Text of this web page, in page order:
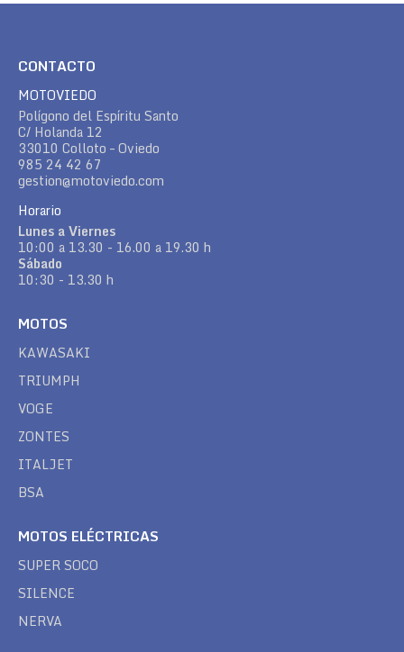
CONTACTO
MOTOVIEDO
Polígono del Espíritu Santo
C/ Holanda 12
33010 Colloto – Oviedo
985 24 42 67
gestion@motoviedo.com
Horario
Lunes a Viernes
10:00 a 13.30 - 16.00 a 19.30 h
Sábado
10:30 - 13.30 h
MOTOS
KAWASAKI
TRIUMPH
VOGE
ZONTES
ITALJET
BSA
MOTOS ELÉCTRICAS
SUPER SOCO
SILENCE
NERVA